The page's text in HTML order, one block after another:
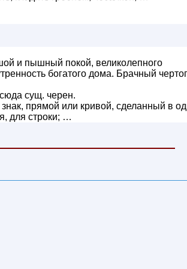
и пышный покой, великолепного
богатого дома. Брачный
сущ. черен.
прямой или кривой, сделанный в
для строки; …